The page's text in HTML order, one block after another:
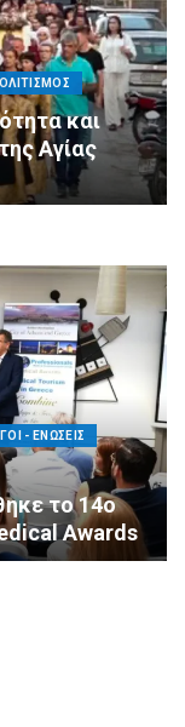
- ΕΝΩΣΕΙΣ
στο
μας
και η